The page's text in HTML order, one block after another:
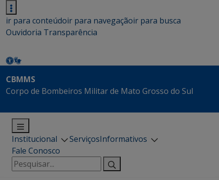
ir para conteúdoir para navegaçãoir para busca
Ouvidoria Transparência
CBMMS
Corpo de Bombeiros Militar de Mato Grosso do Sul
Institucional ServiçosInformativos
Fale Conosco
Pesquisar
por: